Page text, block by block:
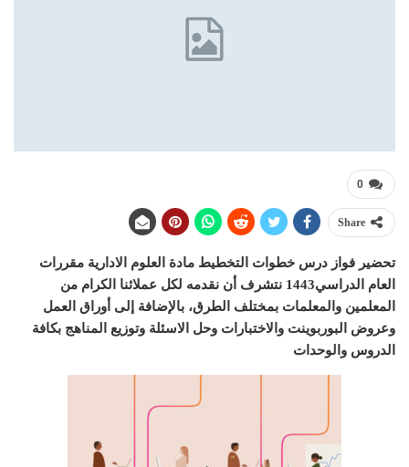
0
Share
تحضير فواز درس خطوات التخطيط مادة العلوم الادارية مقررات
العام الدراسي1443 نتشرف أن نقدمه لكل عملائنا الكرام من
المعلمين والمعلمات بمختلف الطرق، بالإضافة إلى أوراق العمل
وعروض البوربوينت والاختبارات وحل الاسئلة وتوزيع المناهج بكافة
الدروس والوحدات